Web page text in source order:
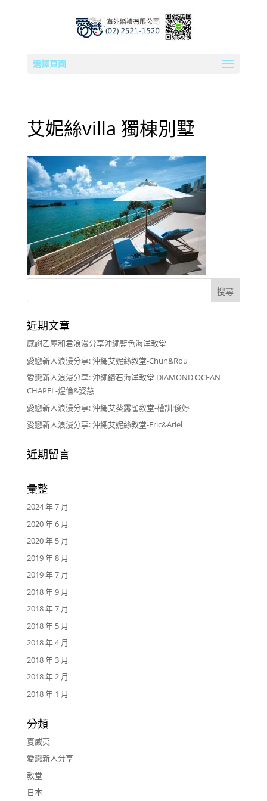
選擇頁面
艾妮絲villa 獨棟別墅
近期文章
感謝乙塵和君浪漫分享沖繩藍色海洋教堂
愛戀新人浪漫分享: 沖繩艾妮絲教堂-Chun&Rou
愛戀新人浪漫分享: 沖繩鑽石海洋教堂 DIAMOND OCEAN
CHAPEL-煜倫&姿慧
愛戀新人浪漫分享: 沖繩艾葵露雀教堂-權訓;俊婷
愛戀新人浪漫分享: 沖繩艾妮絲教堂-Eric&Ariel
近期留言
彙整
2024 年 7 月
2020 年 6 月
2020 年 5 月
2019 年 8 月
2019 年 7 月
2018 年 9 月
2018 年 7 月
2018 年 5 月
2018 年 4 月
2018 年 3 月
2018 年 2 月
2018 年 1 月
分類
夏威夷
愛戀新人分享
教堂
日本